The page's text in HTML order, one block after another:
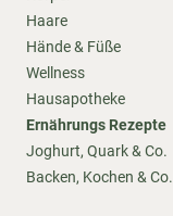
Haare
Hände & Füße
Wellness
Hausapotheke
Ernährungs Rezepte
Joghurt, Quark & Co.
Backen, Kochen & Co.